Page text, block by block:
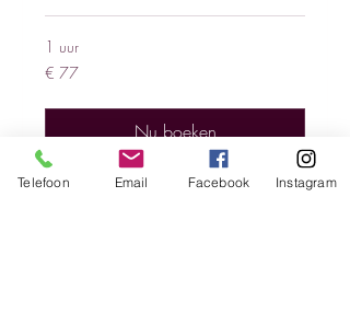
1 uur
77
euro
€ 77
Nu boeken
Telefoon Email Facebook Instagram